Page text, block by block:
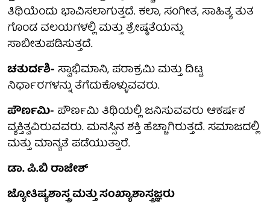
ತಿಥಿಯೆಂದು ಭಾವಿಸಲಾಗುತ್ತದೆ. ಕಲಾ, ಸಂಗೀತ, ಸಾಹಿತ್ಯ ತುತ
ಗೊಂಡ ವಲಯಗಳಲ್ಲಿ ಮತ್ತು ಶ್ರೇಷ್ಠತೆಯನ್ನು
ಸಾಬೀತುಪಡಿಸುತ್ತದೆ.
ಚತುರ್ದಶಿ-ಸ್ವಾಭಿಮಾನಿ, ಪರಾಕ್ರಮಿ ಮತ್ತು ದಿಟ್ಟ
ನಿರ್ಧಾರಗಳನ್ನು ತೆಗೆದುಕೊಳ್ಳುವವರು.
ಪೌರ್ಣಮಿ- ಪೌರ್ಣಮಿ ತಿಥಿಯಲ್ಲಿ ಜನಿಸುವವರು ಆಕರ್ಷಕ
ವ್ಯಕ್ತಿತ್ವವಿರುವವರು. ಮನಸ್ಸಿನ ಶಕ್ತಿ ಹೆಚ್ಚಾಗಿರುತ್ತದೆ. ಸಮಾಜದಲ್ಲಿ
ಮತ್ತು ಮಾನ್ಯತೆ ಪಡೆಯುತ್ತಾರೆ.
ಡಾ. ಪಿ.ಬಿ ರಾಜೇಶ್
ಜ್ಯೋತಿಷ್ಯಶಾಸ್ತ್ರ ಮತ್ತು ಸಂಖ್ಯಾಶಾಸ್ತ್ರಜ್ಞರು